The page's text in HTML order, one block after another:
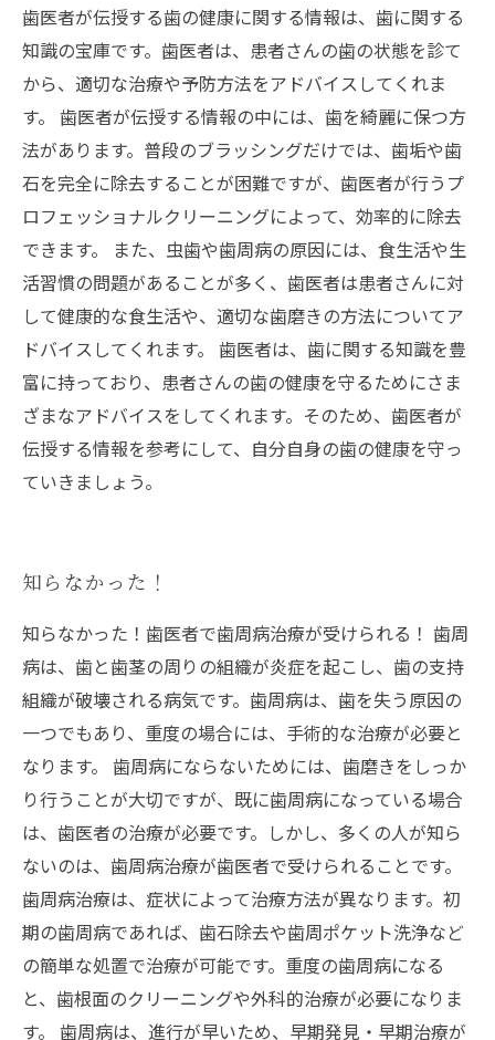
歯医者が伝授する歯の健康に関する情報は、歯に関する
知識の宝庫です。歯医者は、患者さんの歯の状態を診て
から、適切な治療や予防方法をアドバイスしてくれま
す。 歯医者が伝授する情報の中には、歯を綺麗に保つ方
法があります。普段のブラッシングだけでは、歯垢や歯
石を完全に除去することが困難ですが、歯医者が行うプ
ロフェッショナルクリーニングによって、効率的に除去
できます。 また、虫歯や歯周病の原因には、食生活や生
活習慣の問題があることが多く、歯医者は患者さんに対
して健康的な食生活や、適切な歯磨きの方法についてア
ドバイスしてくれます。 歯医者は、歯に関する知識を豊
富に持っており、患者さんの歯の健康を守るためにさま
ざまなアドバイスをしてくれます。そのため、歯医者が
伝授する情報を参考にして、自分自身の歯の健康を守っ
ていきましょう。
知らなかった！
知らなかった！歯医者で歯周病治療が受けられる！ 歯周
病は、歯と歯茎の周りの組織が炎症を起こし、歯の支持
組織が破壊される病気です。歯周病は、歯を失う原因の
一つでもあり、重度の場合には、手術的な治療が必要と
なります。 歯周病にならないためには、歯磨きをしっか
り行うことが大切ですが、既に歯周病になっている場合
は、歯医者の治療が必要です。しかし、多くの人が知ら
ないのは、歯周病治療が歯医者で受けられることです。
歯周病治療は、症状によって治療方法が異なります。初
期の歯周病であれば、歯石除去や歯周ポケット洗浄など
の簡単な処置で治療が可能です。重度の歯周病になる
と、歯根面のクリーニングや外科的治療が必要になりま
す。 歯周病は、進行が早いため、早期発見・早期治療が